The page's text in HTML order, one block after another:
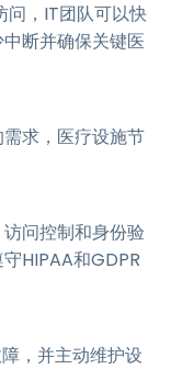
问，IT团队可以快
断并确保关键医
求，医疗设施节
问控制和身份验
HIPAA和GDPR
，并主动维护设